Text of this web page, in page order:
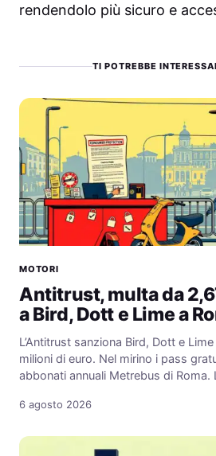
rendendolo più sicuro e
TI POTREBBE
MOTORI
Antitrust, multa da
a Bird, Dott e Lime a
L’Antitrust sanziona Bird, Dott e
milioni di euro. Nel mirino i pass
abbonati annuali Metrebus di Roma.
6 agosto 2026